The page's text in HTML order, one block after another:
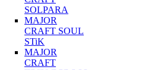
SOLPARA
MAJOR
CRAFT SOUL
STiK
MAJOR
CRAFT